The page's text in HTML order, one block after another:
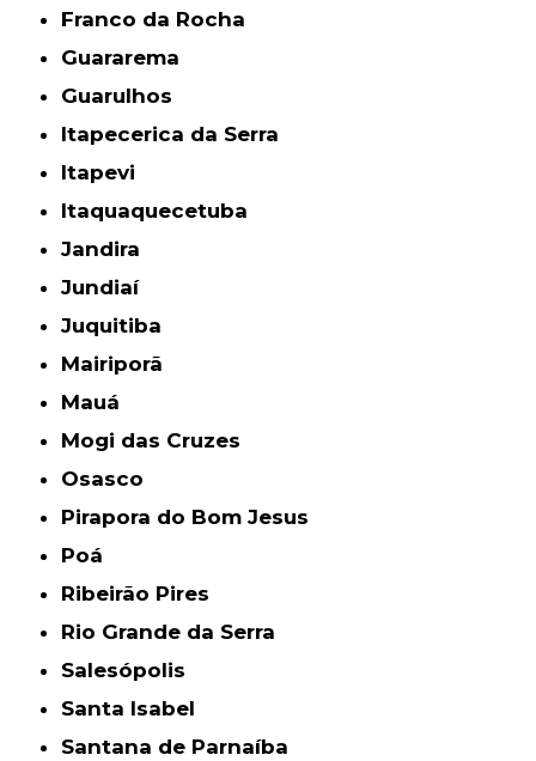
Franco da Rocha
Guararema
Guarulhos
Itapecerica da Serra
Itapevi
Itaquaquecetuba
Jandira
Jundiaí
Juquitiba
Mairiporã
Mauá
Mogi das Cruzes
Osasco
Pirapora do Bom Jesus
Poá
Ribeirão Pires
Rio Grande da Serra
Salesópolis
Santa Isabel
Santana de Parnaíba